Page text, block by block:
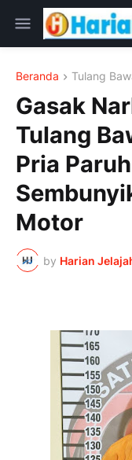
Beranda Tulang
Gasak
Tulang
Pria
Motor
by Harian